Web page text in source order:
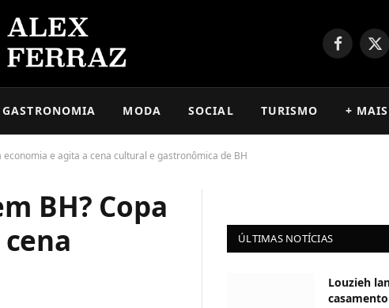
Facebook
X
GASTRONOMIA MODA SOCIAL TURISMO + MAIS
e agita a cena cultural e gastronômica de BH
BH? Copa
ÚLTIMAS NOTÍCIAS
Louzieh